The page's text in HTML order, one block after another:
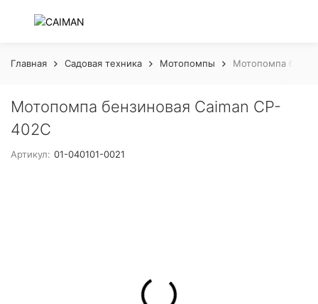
Главная Садовая техника Мотопомпы Мотопомпа
Мотопомпа бензиновая Caiman CP-
402C
Артикул: 01-040101-0021